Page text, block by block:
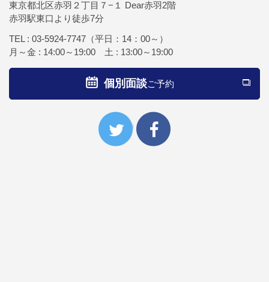
東京都北区赤羽２丁目７−１ Dear赤羽2階
赤羽駅東口より徒歩7分
TEL : 03-5924-7747 （平日：14：00～）
月～金 : 14:00～19:00 土 : 13:00～19:00
個別面談ご予約